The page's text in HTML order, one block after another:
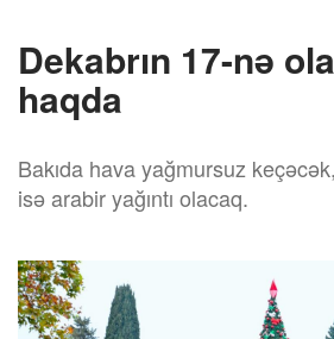
Dekabrın 17-nə
haqda
Bakıda hava yağmursuz
isə arabir yağıntı olacaq.